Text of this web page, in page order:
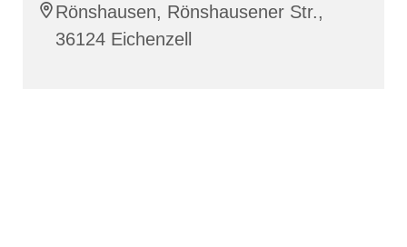
Rönshausen, Rönshausener Str.,
36124 Eichenzell